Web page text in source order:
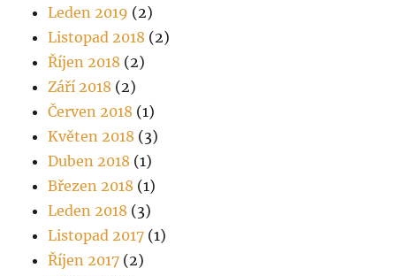
Leden 2019 (2)
Listopad 2018 (2)
Říjen 2018 (2)
Září 2018 (2)
Červen 2018 (1)
Květen 2018 (3)
Duben 2018 (1)
Březen 2018 (1)
Leden 2018 (3)
Listopad 2017 (1)
Říjen 2017 (2)